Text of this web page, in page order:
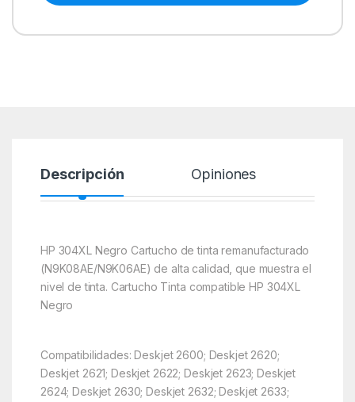
Descripción Opiniones
HP 304XL Negro Cartucho de tinta remanufacturado
(N9K08AE/N9K06AE) de alta calidad, que muestra el
nivel de tinta. Cartucho Tinta compatible HP 304XL
Negro
Compatibilidades: Deskjet 2600; Deskjet 2620;
Deskjet 2621; Deskjet 2622; Deskjet 2623; Deskjet
2624; Deskjet 2630; Deskjet 2632; Deskjet 2633;